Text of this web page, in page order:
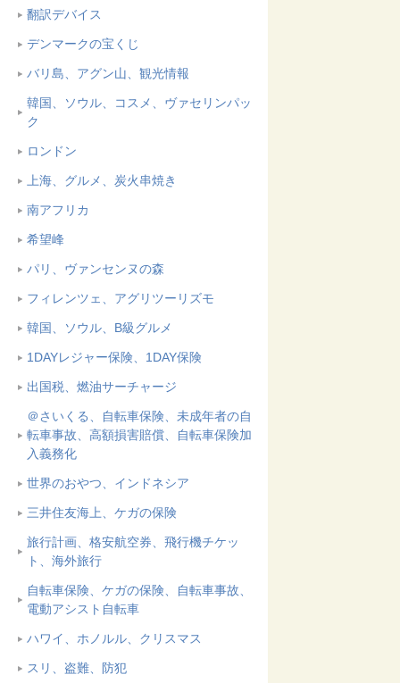
翻訳デバイス
デンマークの宝くじ
バリ島、アグン山、観光情報
韓国、ソウル、コスメ、ヴァセリンパッ
ク
ロンドン
上海、グルメ、炭火串焼き
南アフリカ
希望峰
パリ、ヴァンセンヌの森
フィレンツェ、アグリツーリズモ
韓国、ソウル、B級グルメ
1DAYレジャー保険、1DAY保険
出国税、燃油サーチャージ
＠さいくる、自転車保険、未成年者の自
転車事故、高額損害賠償、自転車保険加
入義務化
世界のおやつ、インドネシア
三井住友海上、ケガの保険
旅行計画、格安航空券、飛行機チケッ
ト、海外旅行
自転車保険、ケガの保険、自転車事故、
電動アシスト自転車
ハワイ、ホノルル、クリスマス
スリ、盗難、防犯